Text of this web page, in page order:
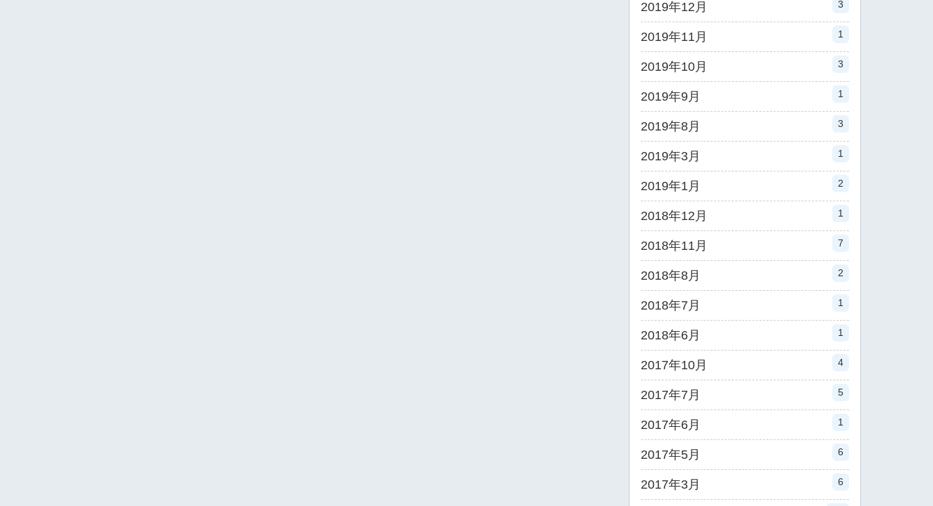
2019年12月 3
2019年11月 1
2019年10月 3
2019年9月 1
2019年8月 3
2019年3月 1
2019年1月 2
2018年12月 1
2018年11月 7
2018年8月 2
2018年7月 1
2018年6月 1
2017年10月 4
2017年7月 5
2017年6月 1
2017年5月 6
2017年3月 6